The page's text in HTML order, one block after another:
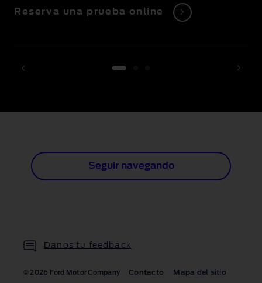
Reserva una prueba online
1 of 3
Seguir navegando
Danos tu feedback
© 2026 Ford Motor Company Contacto Mapa del sitio